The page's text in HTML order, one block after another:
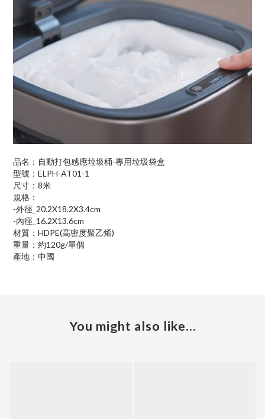
品名：自動打包感應垃圾桶-專用垃圾袋盒
型號：ELPH-AT01-1
尺寸：8米
規格：
-外徑_20.2X18.2X3.4cm
-內徑_16.2X13.6cm
材質：HDPE(高密度聚乙烯)
重量：約120g/單個
產地：中國
You might also like...